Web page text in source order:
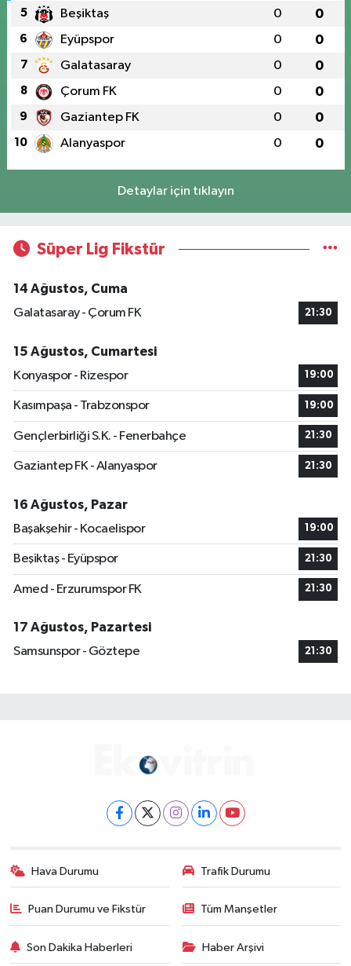
5 Beşiktaş 0 0
6 Eyüpspor 0 0
7 Galatasaray 0 0
8 Çorum FK 0 0
9 Gaziantep FK 0 0
10 Alanyaspor 0 0
Detaylar için tıklayın
Süper Lig Fikstür
14 Ağustos, Cuma
Galatasaray - Çorum FK
21:30
15 Ağustos, Cumartesi
Konyaspor - Rizespor
19:00
Kasımpaşa - Trabzonspor 19:00
Gençlerbirliği S.K. - Fenerbahçe 21:30
Gaziantep FK - Alanyaspor 21:30
16 Ağustos, Pazar
Başakşehir - Kocaelispor
19:00
Beşiktaş - Eyüpspor 21:30
Amed - Erzurumspor FK 21:30
17 Ağustos, Pazartesi
Samsunspor - Göztepe
21:30
Hava Durumu Trafik Durumu
Puan Durumu ve Fikstür Tüm Manşetler
Son Dakika Haberleri Haber Arşivi